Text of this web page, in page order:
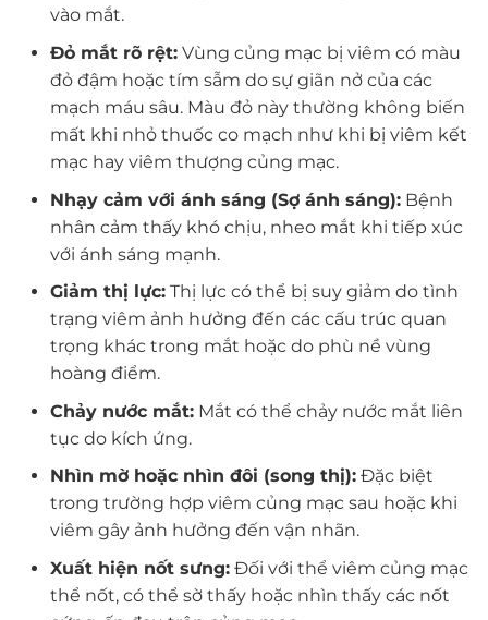
vào mắt.
Đỏ mắt rõ rệt:Vùng củng mạc bị viêm có màu
đỏ đậm hoặc tím sẫm do sự giãn nở của các
mạch máu sâu. Màu đỏ này thường không biến
mất khi nhỏ thuốc co mạch như khi bị viêm kết
mạc hay viêm thượng củng mạc.
Nhạy cảm với ánh sáng (Sợ ánh sáng):Bệnh
nhân cảm thấy khó chịu, nheo mắt khi tiếp xúc
với ánh sáng mạnh.
Giảm thị lực:Thị lực có thể bị suy giảm do tình
trạng viêm ảnh hưởng đến các cấu trúc quan
trọng khác trong mắt hoặc do phù nề vùng
hoàng điểm.
Chảy nước mắt:Mắt có thể chảy nước mắt liên
tục do kích ứng.
Nhìn mờ hoặc nhìn đôi (song thị):Đặc biệt
trong trường hợp viêm củng mạc sau hoặc khi
viêm gây ảnh hưởng đến vận nhãn.
Xuất hiện nốt sưng:Đối với thể viêm củng mạc
thể nốt, có thể sờ thấy hoặc nhìn thấy các nốt